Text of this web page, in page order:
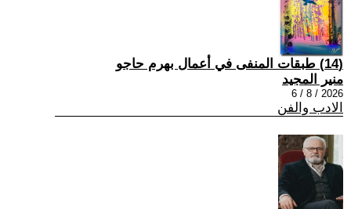
(14) طبقات المنفى في أعمال بهرم حاجو
منير المجيد
2026 / 8 / 6
الادب والفن